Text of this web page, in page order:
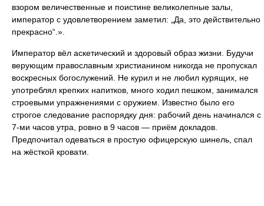
взором величественные и поистине великолепные залы,
император с удовлетворением заметил: „Да, это действительно
прекрасно“.».
Император вёл аскетический и здоровый образ жизни. Будучи
верующим православным христианином никогда не пропускал
воскресных богослужений. Не курил и не любил курящих, не
употреблял крепких напитков, много ходил пешком, занимался
строевыми упражнениями с оружием. Известно было его
строгое следование распорядку дня: рабочий день начинался с
7-ми часов утра, ровно в 9 часов — приём докладов.
Предпочитал одеваться в простую офицерскую шинель, спал
на жёсткой кровати.